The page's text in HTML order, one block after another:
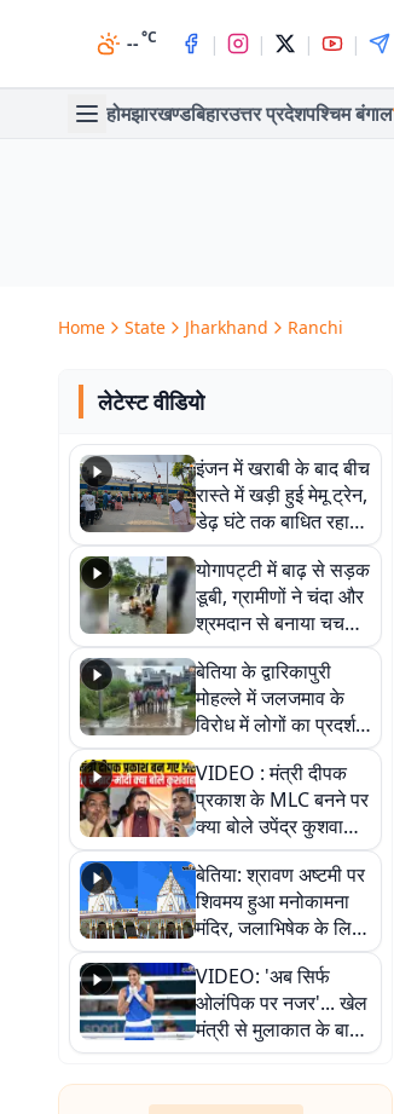
--°C | | | |
होमझारखण्डबिहारउत्तर प्रदेशपश्चिम बंगाल
Home State Jharkhand Ranchi
लेटेस्ट वीडियो
इंजन में खराबी के बाद बीच
रास्ते में खड़ी हुई मेमू ट्रेन,
डेढ़ घंटे तक बाधित रहा
आवागमन
योगापट्टी में बाढ़ से सड़क
डूबी, ग्रामीणों ने चंदा और
श्रमदान से बनाया चचरी
पुल
बेतिया के द्वारिकापुरी
मोहल्ले में जलजमाव के
विरोध में लोगों का प्रदर्शन,
स्थायी समाधान की मांग
VIDEO : मंत्री दीपक
प्रकाश के MLC बनने पर
क्या बोले उपेंद्र कुशवाहा,
सुनिए
बेतिया: श्रावण अष्टमी पर
शिवमय हुआ मनोकामना
मंदिर, जलाभिषेक के लिए
लगी लंबी कतारें
VIDEO: 'अब सिर्फ
ओलंपिक पर नजर'... खेल
मंत्री से मुलाकात के बाद
जैसमीन लंबोरिया का बड़ा
बयान